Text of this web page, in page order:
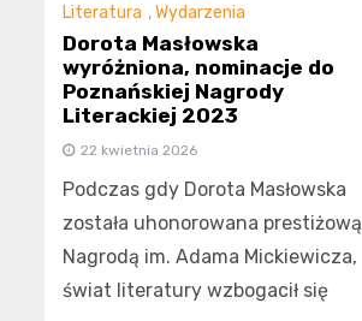
Literatura ,Wydarzenia
Dorota Masłowska
wyróżniona, nominacje do
Poznańskiej Nagrody
Literackiej 2023
22 kwietnia 2026
Podczas gdy Dorota Masłowska
została uhonorowana prestiżową
Nagrodą im. Adama Mickiewicza,
świat literatury wzbogacił się